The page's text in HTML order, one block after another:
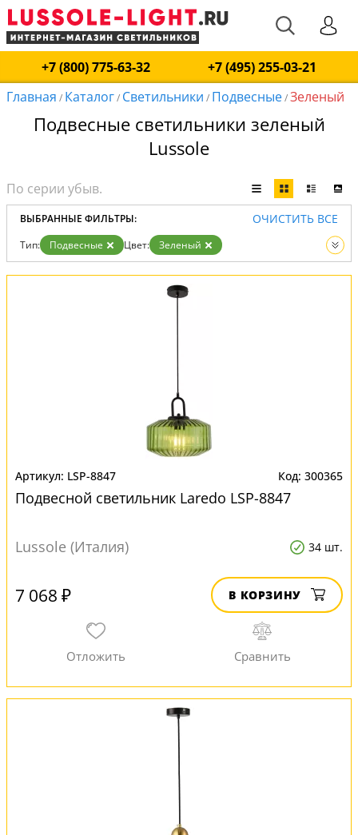
+7 (800) 775-63-32
+7 (495) 255-03-21
Главная / Каталог/ Светильники / Подвесные/Зеленый
Подвесные светильники зеленый
Lussole
ВЫБРАННЫЕ ФИЛЬТРЫ: ОЧИСТИТЬ ВСЕ
Тип: Подвесные Цвет:
Зеленый
Вид:
Светильники
LSP-8847 300365
Подвесной светильник Laredo LSP-8847
Lussole (Италия) 34 шт.
7 068 ₽ В КОРЗИНУ